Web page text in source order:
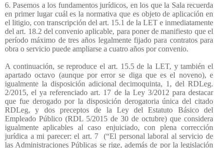
6. Pasemos a los fundamentos jurídicos, en los que la Sala recuerda
en primer lugar cuál es la normativa que es objeto de aplicación en
el litigio, con transcripción del art. 15.1 de la LET e inmediatamente
del art. 18.2 del convenio aplicable, para poner de manifiesto que el
período máximo de tres años legalmente fijado para contratos para
obra o servicio puede ampliarse a cuatro años por convenio.
A continuación, se reproduce el art. 15.5 de la LET, y también el
apartado octavo (aunque por error se diga que es el noveno), e
igualmente la disposición adicional decimoquinta, 1, del RDLeg.
2/2015, el ya referenciado art. 17 de la Ley 3/2012 para destacar
que fue derogado por la disposición derogatoria única del citado
RDLeg, y dos preceptos de la Ley del Estatuto Básico del
Empleado Público (RDL 5/2015 de 30 de octubre) que considera
igualmente aplicables al caso enjuiciado, con plena corrección
jurídica a mi parecer: el art. 7
(“El personal laboral al servicio de
las Administraciones Públicas se rige, además de por la legislación